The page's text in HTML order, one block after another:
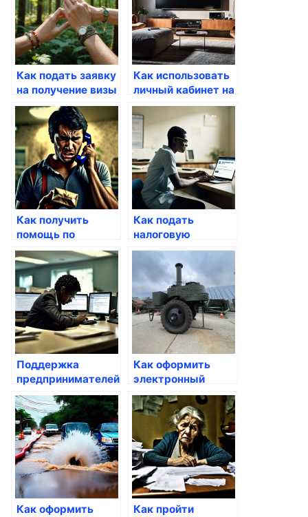
Как подать заявку
на получение визы
через Госуслуги
Как использовать
личный кабинет на
Госуслугах
Как получить
помощь по
безработице через
Госуслуги
Как подать
налоговую
декларацию через
Госуслуги
Поддержка
предпринимателей:
какие льготы есть
на Госуслугах
Как оформить
электронный
паспорт через
Госуслуги
Как оформить
Как пройти